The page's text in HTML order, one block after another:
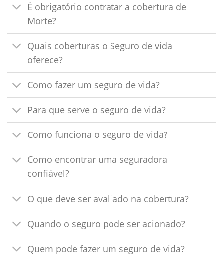
É obrigatório contratar a cobertura de
Morte?
Quais coberturas o Seguro de vida
oferece?
Como fazer um seguro de vida?
Para que serve o seguro de vida?
Como funciona o seguro de vida?
Como encontrar uma seguradora
confiável?
O que deve ser avaliado na cobertura?
Quando o seguro pode ser acionado?
Quem pode fazer um seguro de vida?